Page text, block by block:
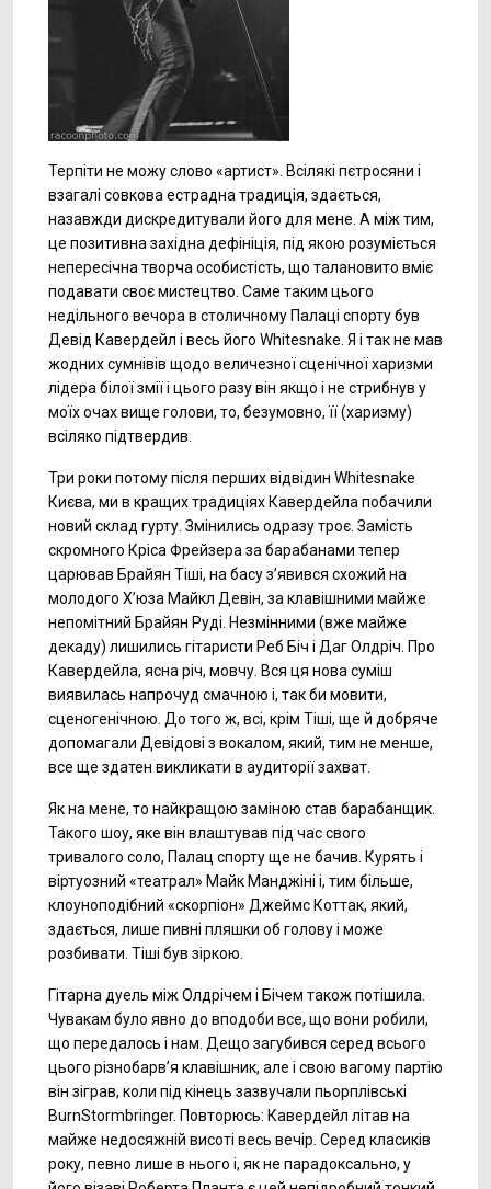
Терпіти не можу слово «артист». Всілякі пєтросяни і
взагалі совкова естрадна традиція, здається,
назавжди дискредитували його для мене. А між тим,
це позитивна західна дефініція, під якою розуміється
непересічна творча особистість, що талановито вміє
подавати своє мистецтво. Саме таким цього
недільного вечора в столичному Палаці спорту був
Девід Кавердейл і весь його Whitesnake. Я і так не мав
жодних сумнівів щодо величезної сценічної харизми
лідера білої змії і цього разу він якщо і не стрибнув у
моїх очах вище голови, то, безумовно, її (харизму)
всіляко підтвердив.
Три роки потому після перших відвідин Whitesnake
Києва, ми в кращих традиціях Кавердейла побачили
новий склад гурту. Змінились одразу троє. Замість
скромного Кріса Фрейзера за барабанами тепер
царював Брайян Тіші, на басу з’явився схожий на
молодого Х’юза Майкл Девін, за клавішними майже
непомітний Брайян Руді. Незмінними (вже майже
декаду) лишились гітаристи Реб Біч і Даг Олдріч. Про
Кавердейла, ясна річ, мовчу. Вся ця нова суміш
виявилась напрочуд смачною і, так би мовити,
сценогенічною. До того ж, всі, крім Тіші, ще й добряче
допомагали Девідові з вокалом, який, тим не менше,
все ще здатен викликати в аудиторії захват.
Як на мене, то найкращою заміною став барабанщик.
Такого шоу, яке він влаштував під час свого
тривалого соло, Палац спорту ще не бачив. Курять і
віртуозний «театрал» Майк Манджіні і, тим більше,
клоуноподібний «скорпіон» Джеймс Коттак, який,
здається, лише пивні пляшки об голову і може
розбивати. Тіші був зіркою.
Гітарна дуель між Олдрічем і Бічем також потішила.
Чувакам було явно до вподоби все, що вони робили,
що передалось і нам. Дещо загубився серед всього
цього різнобарв’я клавішник, але і свою вагому партію
він зіграв, коли під кінець зазвучали пьорплівські
BurnStormbringer. Повторюсь: Кавердейл літав на
майже недосяжній висоті весь вечір. Серед класиків
року, певно лише в нього і, як не парадоксально, у